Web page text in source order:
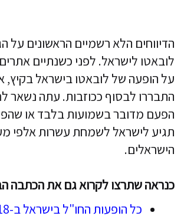
הדיווחים הלא רשמיים הראשונים על
לובאטו לישראל. לפני כשנתיים
על הופעה של לובאטו בישראל בקיץ,
התבררו לבסוף ככוזבות. עתה נשאר
הפעם מדובר בשמועות בלבד או
תגיע לישראל לשמחת עשרות אלפי
הישראלים.
כנראה שתרצו לקרוא גם את הכתבה